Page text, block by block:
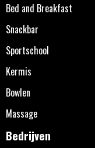
Bed and Breakfast
Snackbar
Sportschool
Kermis
Bowlen
Massage
Bedrijven